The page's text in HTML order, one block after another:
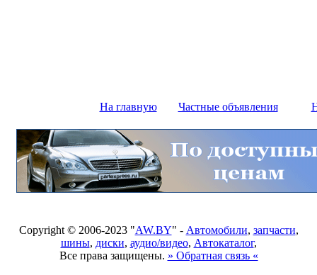
На главную Частные объявления
Copyright © 2006-2023 "AW.BY" - Автомобили, запчасти,
шины, диски, аудио/видео, Автокаталог,
Все права защищены. » Обратная связь «